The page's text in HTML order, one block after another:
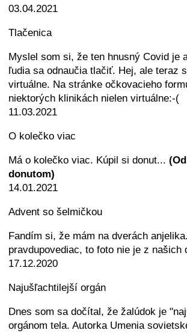
03.04.2021
Tlačenica
Myslel som si, že ten hnusný Covid je
ľudia sa odnaučia tlačiť. Hej, ale teraz
virtuálne. Na stránke očkovacieho
niektorých klinikách nielen virtuálne:-(
11.03.2021
O kolečko viac
Má o kolečko viac. Kúpil si donut...
donutom)
14.01.2021
Advent so šelmičkou
Fandím si, že mám na dverách
pravdupovediac, to foto nie je z našich
17.12.2020
Najušľachtilejší orgán
Dnes som sa dočítal, že žalúdok je
orgánom tela. Autorka Umenia